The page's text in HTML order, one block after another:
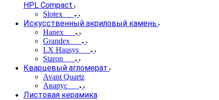
HPL Compact
Slotex
Искусственный акриловый камень
Hanex
Grandex
LX Hausys
Staron
Кварцевый агломерат
Avant Quartz
Аварус
Листовая керамика